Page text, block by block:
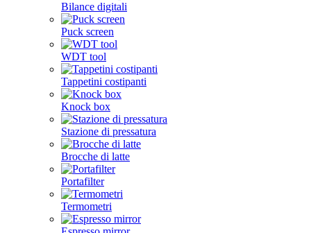
Bilance digitali
Puck screen
WDT tool
Tappetini costipanti
Knock box
Stazione di pressatura
Brocche di latte
Portafilter
Termometri